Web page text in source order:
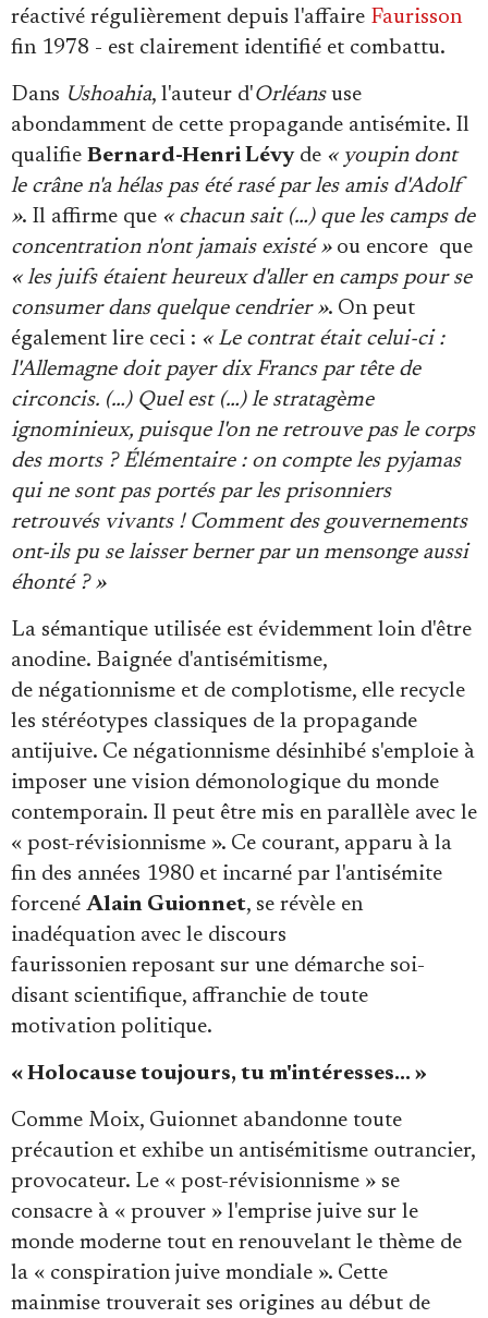
réactivé régulièrement depuis l'affaire Faurisson
fin 1978 - est clairement identifié et combattu.
Dans Ushoahia, l'auteur d'Orléansuse
abondamment de cette propagande antisémite. Il
qualifie Bernard-Henri Lévyde « youpin dont
le crâne n'a hélas pas été rasé par les amis d'Adolf
». Il affirme que « chacun sait (…) que les camps de
concentration n'ont jamais existé »ou encore que
« les juifs étaient heureux d'aller en camps pour se
consumer dans quelque cendrier ». On peut
également lire ceci : « Le contrat était celui-ci :
l'Allemagne doit payer dix Francs par tête de
circoncis. (…) Quel est (…) le stratagème
ignominieux, puisque l'on ne retrouve pas le corps
des morts ? Élémentaire : on compte les pyjamas
qui ne sont pas portés par les prisonniers
retrouvés vivants ! Comment des gouvernements
ont-ils pu se laisser berner par un mensonge aussi
éhonté ? »
La sémantique utilisée est évidemment loin d'être
anodine. Baignée d'antisémitisme,
de négationnisme et de complotisme, elle recycle
les stéréotypes classiques de la propagande
antijuive. Ce négationnisme désinhibé s'emploie à
imposer une vision démonologique du monde
contemporain. Il peut être mis en parallèle avec le
« post-révisionnisme ». Ce courant, apparu à la
fin des années 1980 et incarné par l'antisémite
forcené Alain Guionnet, se révèle en
inadéquation avec le discours
faurissonien reposant sur une démarche soi-
disant scientifique, affranchie de toute
motivation politique.
« Holocause toujours, tu m'intéresses… »
Comme Moix, Guionnet abandonne toute
précaution et exhibe un antisémitisme outrancier,
provocateur. Le « post-révisionnisme » se
consacre à « prouver » l'emprise juive sur le
monde moderne tout en renouvelant le thème de
la « conspiration juive mondiale ». Cette
mainmise trouverait ses origines au début de